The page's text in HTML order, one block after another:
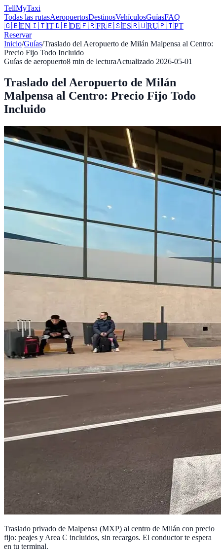
TellMyTaxi
Todas las rutasAeropuertosDestinosVehículosGuíasFAQ
🇬🇧EN🇮🇹IT🇩🇪DE🇫🇷FR🇪🇸ES🇷🇺RU🇵🇹PT
Reservar
Inicio/Guías/Traslado del Aeropuerto de Milán Malpensa al Centro:
Precio Fijo Todo Incluido
Guías de aeropuerto8 min de lecturaActualizado 2026-05-01
Traslado del Aeropuerto de Milán
Malpensa al Centro: Precio Fijo Todo
Incluido
Traslado privado de Malpensa (MXP) al centro de Milán con precio
fijo: peajes y Area C incluidos, sin recargos. El conductor te espera
en tu terminal.